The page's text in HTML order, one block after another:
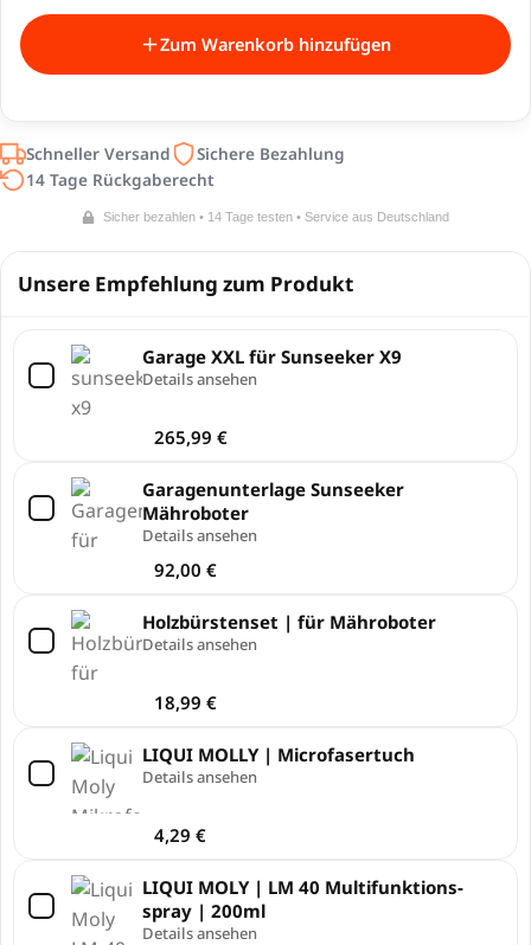
Zum Warenkorb hinzufügen
Schneller Versand
Sichere Bezahlung
14 Tage Rückgaberecht
Sicher bezahlen • 14 Tage testen • Service aus Deutschland
Unsere Empfehlung zum Produkt
Garage XXL für Sunseeker X9
Details ansehen
265,99 €
Garagenunterlage Sunseeker
Mähroboter
Details ansehen
92,00 €
Holzbürstenset | für Mähroboter
Details ansehen
18,99 €
LIQUI MOLLY | Microfasertuch
Details ansehen
4,29 €
LIQUI MOLY | LM 40 Multi­funk­ti­ons­
spray | 200ml
Details ansehen